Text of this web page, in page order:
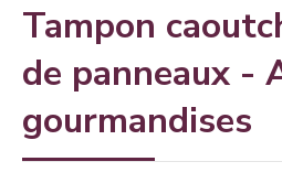
Tampon
de panneaux -
gourmandises